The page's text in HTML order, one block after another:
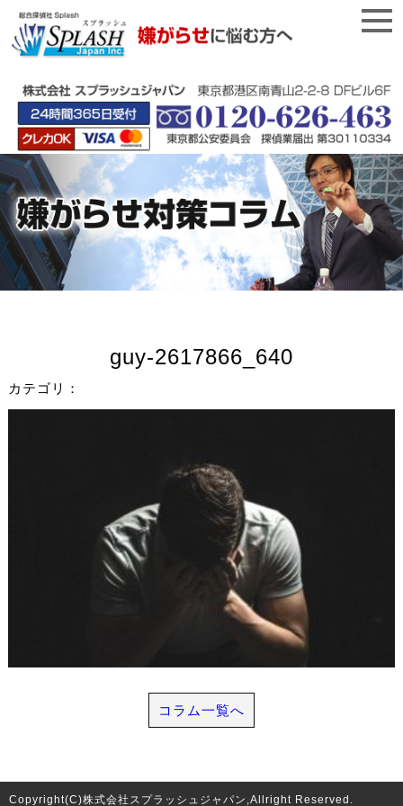
guy-2617866_640
カテゴリ：
コラム一覧へ
Copyright(C)株式会社スプラッシュジャパン,Allright Reserved.